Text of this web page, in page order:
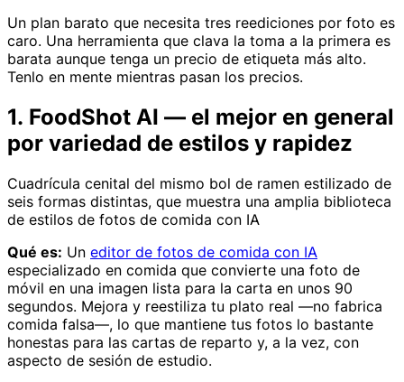
Un plan barato que necesita tres reediciones por foto es
caro. Una herramienta que clava la toma a la primera es
barata aunque tenga un precio de etiqueta más alto.
Tenlo en mente mientras pasan los precios.
1. FoodShot AI — el mejor en general
por variedad de estilos y rapidez
Cuadrícula cenital del mismo bol de ramen estilizado de
seis formas distintas, que muestra una amplia biblioteca
de estilos de fotos de comida con IA
Qué es: Un editor de fotos de comida con IA
especializado en comida que convierte una foto de
móvil en una imagen lista para la carta en unos 90
segundos. Mejora y reestiliza tu plato real —no fabrica
comida falsa—, lo que mantiene tus fotos lo bastante
honestas para las cartas de reparto y, a la vez, con
aspecto de sesión de estudio.